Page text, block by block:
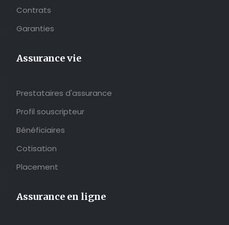
Contrats
Garanties
Assurance vie
Prestataires d'assurance
Profil souscripteur
Bénéficiaires
Cotisation
Placement
Assurance en ligne